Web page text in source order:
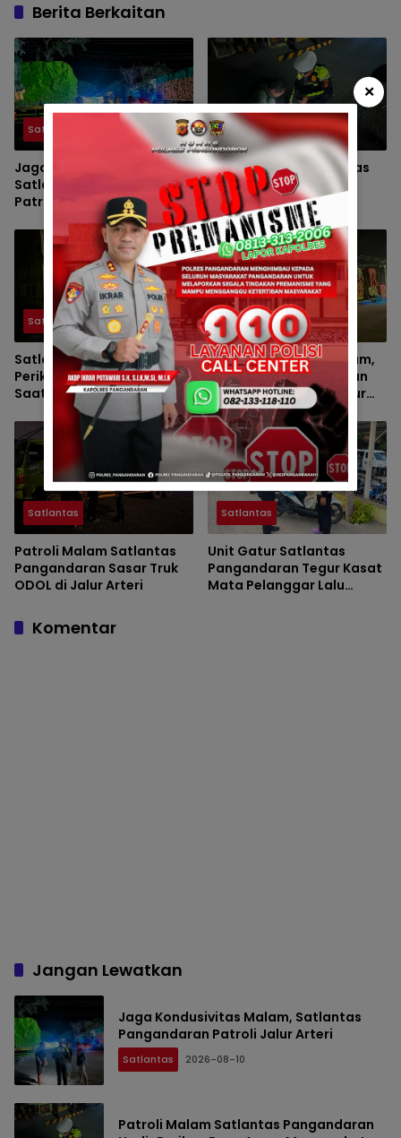
Berita Berkaitan
Satlantas
Jaga Kondusivitas Malam,
Satlantas Pangandaran
Patroli Jalur Arteri
Satlantas
Patroli Malam Satlantas
Pangandaran Hadir
Berikan Rasa Aman
Masyarakat
Satlantas
Satlantas Pangandaran
Periksa Muatan Truk ODOL
Saat Patroli Malam
Satlantas
Cegah Kejahatan Malam,
Satlantas Pangandaran
Tingkatkan Patroli Jalur
Arteri
Satlantas
Patroli Malam Satlantas
Pangandaran Sasar Truk
ODOL di Jalur Arteri
Satlantas
Unit Gatur Satlantas
Pangandaran Tegur Kasat
Mata Pelanggar Lalu
Komentar
Jangan Lewatkan
Jaga Kondusivitas Malam, Satlantas
Pangandaran Patroli Jalur Arteri
Satlantas 2026-08-10
Patroli Malam Satlantas Pangandaran
×